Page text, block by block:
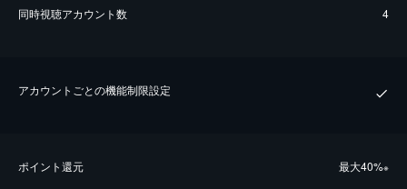
同時視聴アカウント数 4
アカウントごとの機能制限設定
ポイント還元 最⼤40%※